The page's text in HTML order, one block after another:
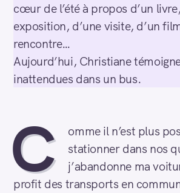
cœur de l’été à propos d’un
exposition, d’une visite, d’un
rencontre…
Aujourd’hui, Christiane
inattendues dans un bus.
C
omme il n’est plus
stationner dans nos
j’abandonne ma
profit des transports en